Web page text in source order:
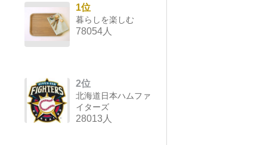
1位
暮らしを楽しむ
78054人
2位
北海道日本ハムファ
イターズ
28013人